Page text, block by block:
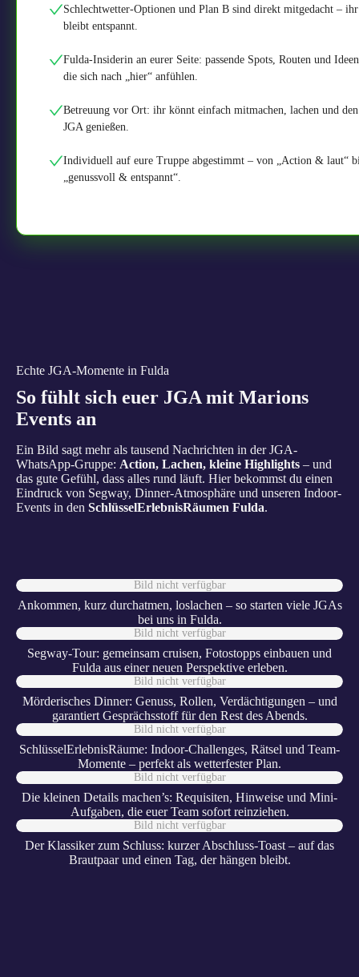
Schlechtwetter-Optionen und Plan B sind direkt mitgedacht – ihr
bleibt entspannt.
Fulda-Insiderin an eurer Seite: passende Spots, Routen und
die sich nach „hier“ anfühlen.
Betreuung vor Ort: ihr könnt einfach mitmachen, lachen und den
JGA genießen.
Individuell auf eure Truppe abgestimmt – von „Action & laut“
„genussvoll & entspannt“.
Echte JGA-Momente in Fulda
So fühlt sich euer JGA mit Marions
Events an
Ein Bild sagt mehr als tausend Nachrichten in der JGA-
WhatsApp-Gruppe: Action, Lachen, kleine Highlights – und
das gute Gefühl, dass alles rund läuft. Hier bekommst du einen
Eindruck von Segway, Dinner-Atmosphäre und unseren Indoor-
Events in den SchlüsselErlebnisRäumen Fulda.
Bild nicht verfügbar
Ankommen, kurz durchatmen, loslachen – so starten viele JGAs
bei uns in Fulda.
Bild nicht verfügbar
Segway-Tour: gemeinsam cruisen, Fotostopps einbauen und
Fulda aus einer neuen Perspektive erleben.
Bild nicht verfügbar
Mörderisches Dinner: Genuss, Rollen, Verdächtigungen – und
garantiert Gesprächsstoff für den Rest des Abends.
Bild nicht verfügbar
SchlüsselErlebnisRäume: Indoor-Challenges, Rätsel und Team-
Momente – perfekt als wetterfester Plan.
Bild nicht verfügbar
Die kleinen Details machen’s: Requisiten, Hinweise und Mini-
Aufgaben, die euer Team sofort reinziehen.
Bild nicht verfügbar
Der Klassiker zum Schluss: kurzer Abschluss-Toast – auf das
Brautpaar und einen Tag, der hängen bleibt.